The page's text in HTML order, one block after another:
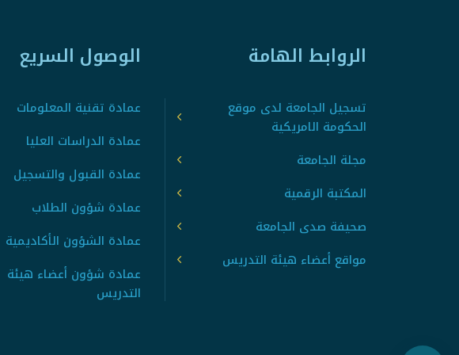
الروابط الهامة
تسجيل الجامعة لدى موقع
الحكومة الامريكية
مجلة الجامعة
المكتبة الرقمية
صحيفة صدى الجامعة
مواقع أعضاء هيئة التدريس
الوصول السريع
عمادة تقنية المعلومات
عمادة الدراسات العليا
عمادة القبول والتسجيل
عمادة شؤون الطلاب
عمادة الشؤون الأكاديمية
عمادة شؤون أعضاء هيئة
التدريس